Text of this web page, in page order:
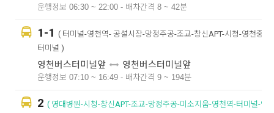
센터소개
이용안내
운행정보 06:30 ~ 22:00 - 배차간격 8 ~ 42분
1-1 ( 터미널-영천역- 공설시장-망정주공-조교-창신APT-시청-영천중-
터미널 )
영천버스터미널앞 영천버스터미널앞
운행정보 07:10 ~ 16:49 - 배차간격 9 ~ 194분
2 ( 영대병원-시청-창신APT-조교-망정주공-미소지움-영천역-터미널-영